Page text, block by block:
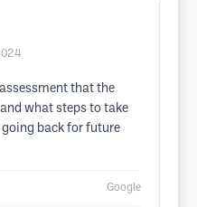
that the
what steps to take
back for future
Google